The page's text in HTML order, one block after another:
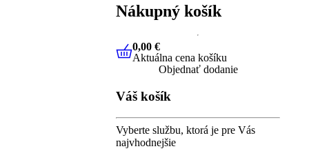
Nákupný košík
0,00 €Aktuálna cena košíku
0,00 €
Aktuálna cena košíku
Objednať dodanie
Váš košík
Vyberte službu, ktorá je pre Vás
najvhodnejšie